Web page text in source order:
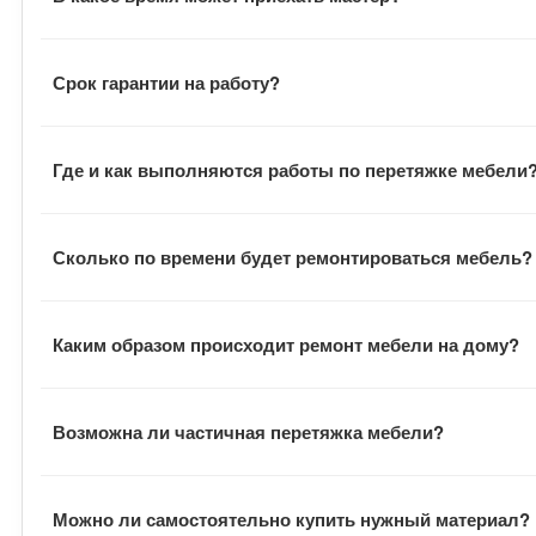
Визит мастера всегда согласуется с заказчиком.
Срок гарантии на работу?
В договоре указан гарантийный срок на выполненные
Где и как выполняются работы по перетяжке
В большинстве случаев наши сотрудники выполняют
Сколько по времени будет ремонтироваться мебель?
В среднем заказ выполняется в течение двух недель
Каким образом происходит ремонт мебели на дому?
После подписания документов, заказчик
Возможна ли частичная перетяжка мебели?
В зависимости от пожеланий заказчика, мастера
Можно ли самостоятельно купить нужный материал?